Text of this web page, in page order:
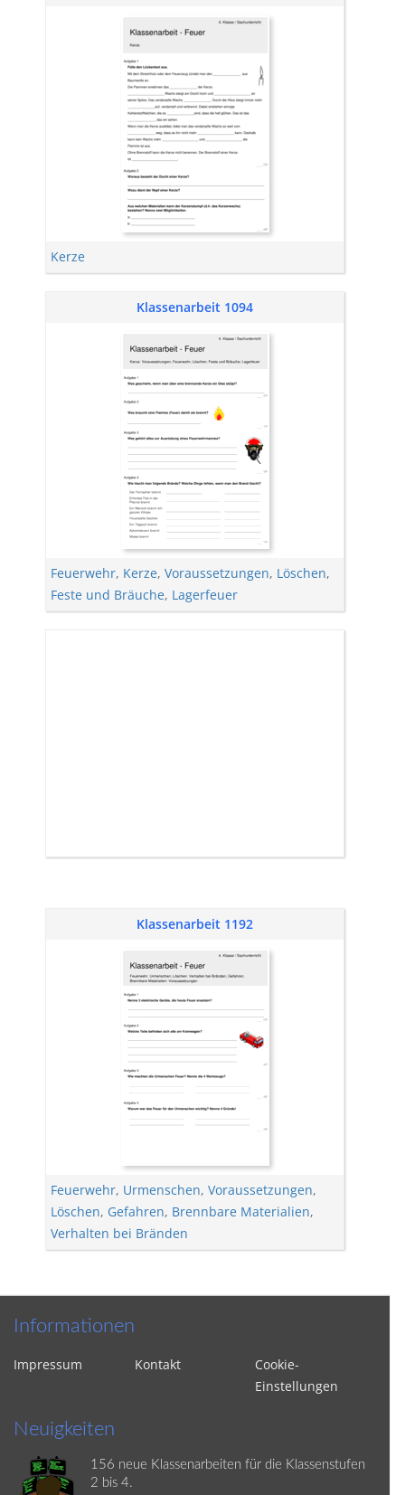
Kerze
Klassenarbeit 1094
Feuerwehr, Kerze, Voraussetzungen, Löschen,
Feste und Bräuche, Lagerfeuer
Klassenarbeit 1192
Feuerwehr, Urmenschen, Voraussetzungen,
Löschen, Gefahren, Brennbare Materialien,
Verhalten bei Bränden
Informationen
Impressum Kontakt
Cookie-
Einstellungen
Neuigkeiten
156 neue Klassenarbeiten für die Klassenstufen
2 bis 4.